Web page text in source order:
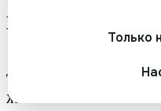
Какие типы
Девелоперы
Жилые комплексы
Только